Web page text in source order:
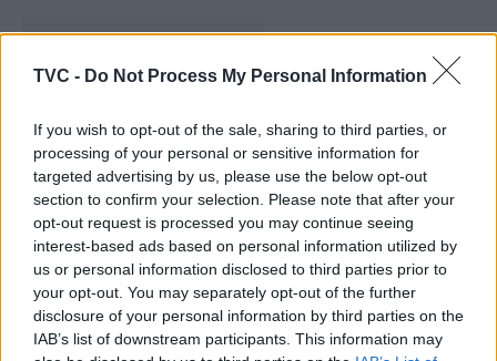
TVC - Do Not Process My Personal Information
If you wish to opt-out of the sale, sharing to third parties, or
processing of your personal or sensitive information for
targeted advertising by us, please use the below opt-out
section to confirm your selection. Please note that after your
opt-out request is processed you may continue seeing
interest-based ads based on personal information utilized by
us or personal information disclosed to third parties prior to
your opt-out. You may separately opt-out of the further
disclosure of your personal information by third parties on the
IAB’s list of downstream participants. This information may
Assinado contrato programa para
novo acesso ao Polígono Industrial de
Sarzedas de S. Pedro em Castanheira
de Pera